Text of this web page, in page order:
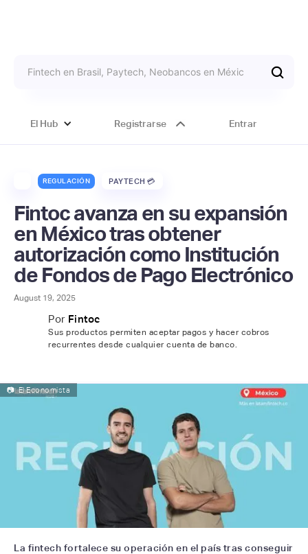
El Hub Registrarse Entrar
REGULACIÓN PAYTECH 💳
Fintoc avanza en su expansión
en México tras obtener
autorización como Institución
de Fondos de Pago Electrónico
August 19, 2025
Por Fintoc
Sus productos permiten aceptar pagos y hacer cobros
recurrentes desde cualquier cuenta de banco.
📷 El Economista
La fintech fortalece su operación en el país tras conseguir